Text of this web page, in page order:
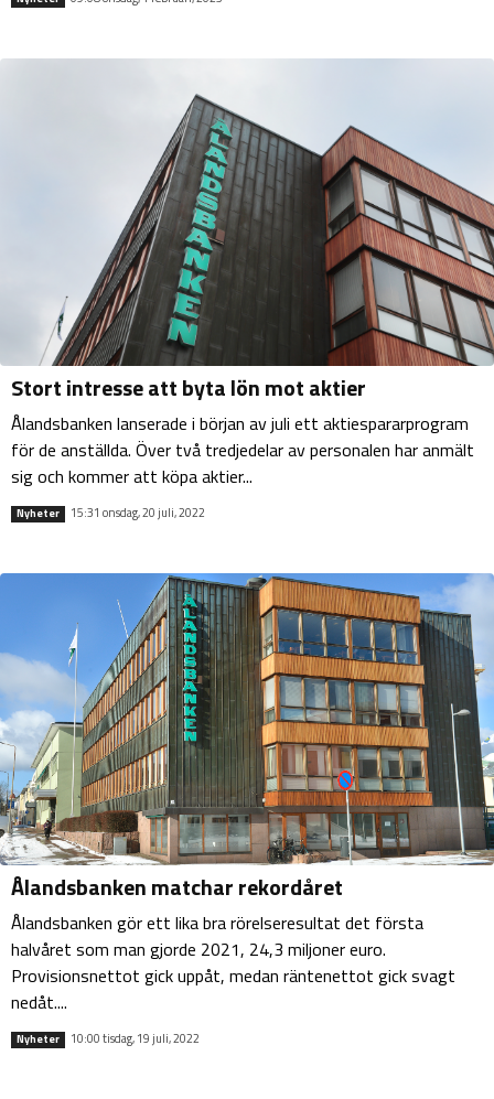
Stort intresse att byta lön mot aktier
Ålandsbanken lanserade i början av juli ett aktiespararprogram
för de anställda. Över två tredjedelar av personalen har anmält
sig och kommer att köpa aktier...
Nyheter 15:31 onsdag, 20 juli, 2022
Ålandsbanken matchar rekordåret
Ålandsbanken gör ett lika bra rörelseresultat det första
halvåret som man gjorde 2021, 24,3 miljoner euro.
Provisionsnettot gick uppåt, medan räntenettot gick svagt
nedåt....
Nyheter 10:00 tisdag, 19 juli, 2022